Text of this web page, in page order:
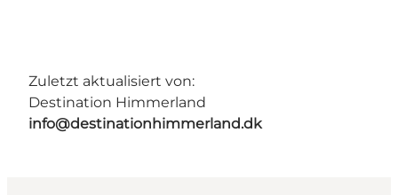
Zuletzt aktualisiert von:
Destination Himmerland
info@destinationhimmerland.dk